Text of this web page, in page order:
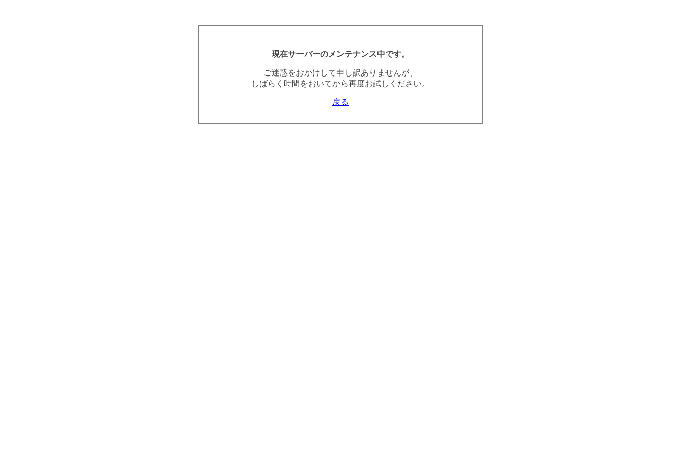
現在サーバーのメンテナンス中です。
ご迷惑をおかけして申し訳ありませんが、
しばらく時間をおいてから再度お試しください。
戻る